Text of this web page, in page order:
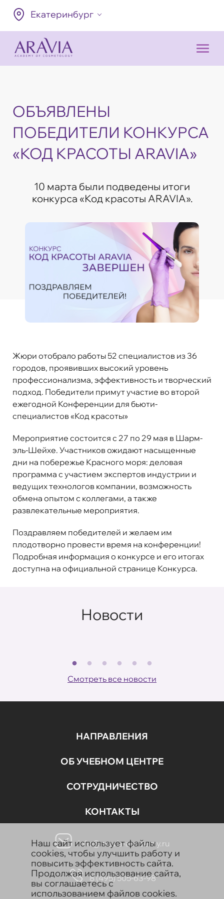
Екатеринбург
ОБЪЯВЛЕНЫ
ПОБЕДИТЕЛИ КОНКУРСА
«КОД КРАСОТЫ ARAVIA»
10 марта были подведены итоги
конкурса «Код красоты ARAVIA».
Жюри отобрало работы 52 специалистов из 36
городов, проявивших высокий уровень
профессионализма, эффективность и творческий
подход. Победители примут участие во второй
ежегодной Конференции для бьюти-
специалистов «Код красоты»
Мероприятие состоится с 27 по 29 мая в Шарм-
эль-Шейхе. Участников ожидают насыщенные
дни на побережье Красного моря: деловая
программа с участием экспертов индустрии и
ведущих технологов компании, возможность
обмена опытом с коллегами, а также
развлекательные мероприятия.
Поздравляем победителей и желаем им
плодотворно провести время на конференции!
Подробная информация о конкурсе и его итогах
доступна на официальной странице Конкурса.
Новости
Смотреть все новости
НАПРАВЛЕНИЯ
ОБ УЧЕБНОМ ЦЕНТРЕ
СОТРУДНИЧЕСТВО
КОНТАКТЫ
info@aravia-academy.ru
8 (495) 505-63-98
Наш сайт использует файлы
cookies, чтобы улучшить работу и
повысить эффективность сайта.
Продолжая использование сайта,
вы соглашаетесь с
использованием файлов cookies.